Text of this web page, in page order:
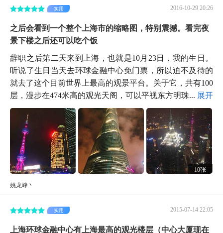
2016-10-29 20:26
实用
之后会看到一个整个上海市的缩略图，特别震撼。看完夜
景下楼之后还可以吃个饭
辞职之后第二天来到上海，也就是10月23日，我的生日。
听说了生日当天去环球金融中心免门票，所以迫不及待的
就去了这个目前世界上最高的观景平台。关于它，共有100
层，漫步在474米高的观光天阁，可以平视东方明珠...
展开
10张
姚龙峰丶
2015-07-14 22:05
实用
上海环球金融中心有上海最高的观光楼层（中心大厦现在